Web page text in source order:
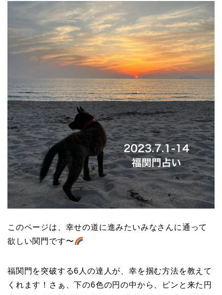
このページは、幸せの道に進みたいみなさんに通って
欲しい関門です〜
福関門を突破する6人の達人が、幸を掴む方法を教えて
くれます！さぁ、下の6色の円の中から、ピンと来た円